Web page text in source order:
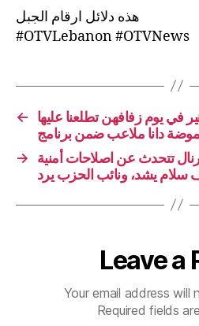
هذه دلائل ارقام الجبل
#OTVLebanon #OTVNews
←
في يوم زفافهن تطلعنا عليها
→
تتحدث عن اصلاحات أمنية
يشد، ونائب الحزب يرد
Leave a
Your email address will
Required fields